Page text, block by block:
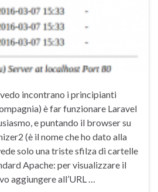
incontrano i principianti
è far funzionare Laravel
e puntando il browser su
(è il nome che ho dato alla
solo una triste sfilza di cartelle
Apache: per visualizzare il
aggiungere all’URL …